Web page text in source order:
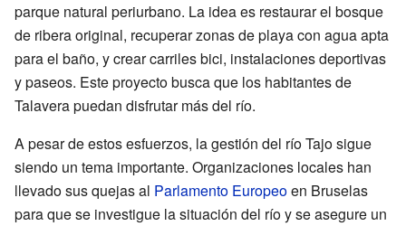
parque natural periurbano. La idea es restaurar el bosque
de ribera original, recuperar zonas de playa con agua apta
para el baño, y crear carriles bici, instalaciones deportivas
y paseos. Este proyecto busca que los habitantes de
Talavera puedan disfrutar más del río.
A pesar de estos esfuerzos, la gestión del río Tajo sigue
siendo un tema importante. Organizaciones locales han
llevado sus quejas al Parlamento Europeoen Bruselas
para que se investigue la situación del río y se asegure un